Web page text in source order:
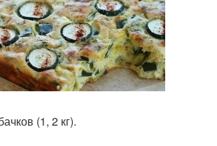
(1, 2 кг).